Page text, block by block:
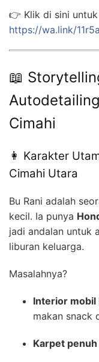
👉 Klik di sini
https://wa.link/
📖
Cimahi
👩 Karakter
Cimahi Utara
Bu Rani adalah
kecil. Ia punya
jadi andalan untuk
liburan keluarga.
Masalahnya?
Interior mobil
makan snack
Karpet